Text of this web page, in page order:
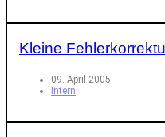
Kleine
09. April 2005
Intern